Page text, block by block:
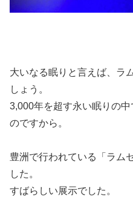
大いなる眠りと言えば、ラ
しょう。
3,000年を超す永い眠りの
のですから。
豊洲で行われている「ラム
した。
すばらしい展示でした。